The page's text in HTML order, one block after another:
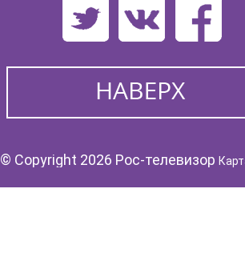
© Copyright 2026 Рос-телевизор